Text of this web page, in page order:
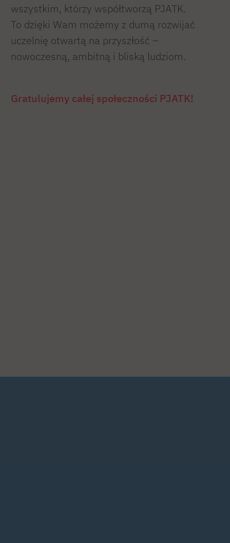
wszystkim, którzy współtworzą PJATK.
To dzięki Wam możemy z dumą rozwijać
uczelnię otwartą na przyszłość –
nowoczesną, ambitną i bliską ludziom.
Gratulujemy całej społeczności PJATK!